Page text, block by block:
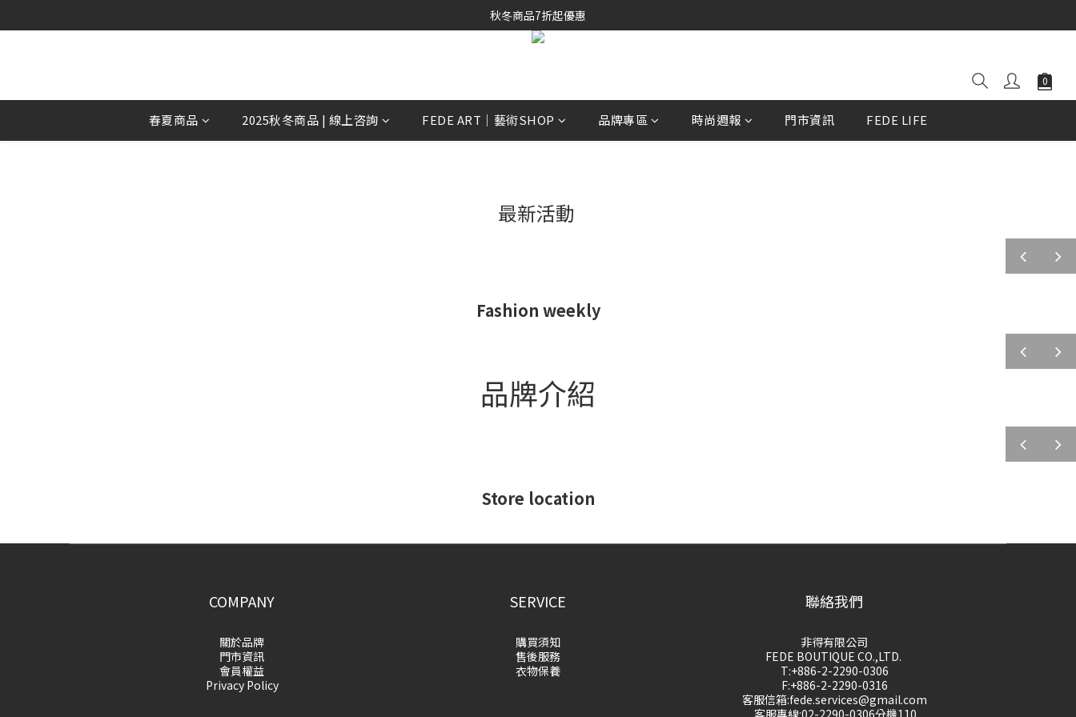
秋冬商品7折起優惠
秋冬商品7折起優惠
線上購物專區 精選 5 折
春夏商品 2025秋冬商品 | 線上咨詢 FEDE ART｜藝術SHOP 品牌專區 時尚週報 門市資訊 FEDE LIFE
最新活動
prev next
Fashion weekly
prev next
品牌介紹
prev next
Store location
COMPANY
關於品牌
門市資訊
會員權益
Privacy Policy
SERVICE
購買須知
售後服務
衣物保養
聯絡我們
非得有限公司
FEDE BOUTIQUE CO.,LTD.
T:+886-2-2290-0306
F:+886-2-2290-0316
客服信箱:fede.services@gmail.com